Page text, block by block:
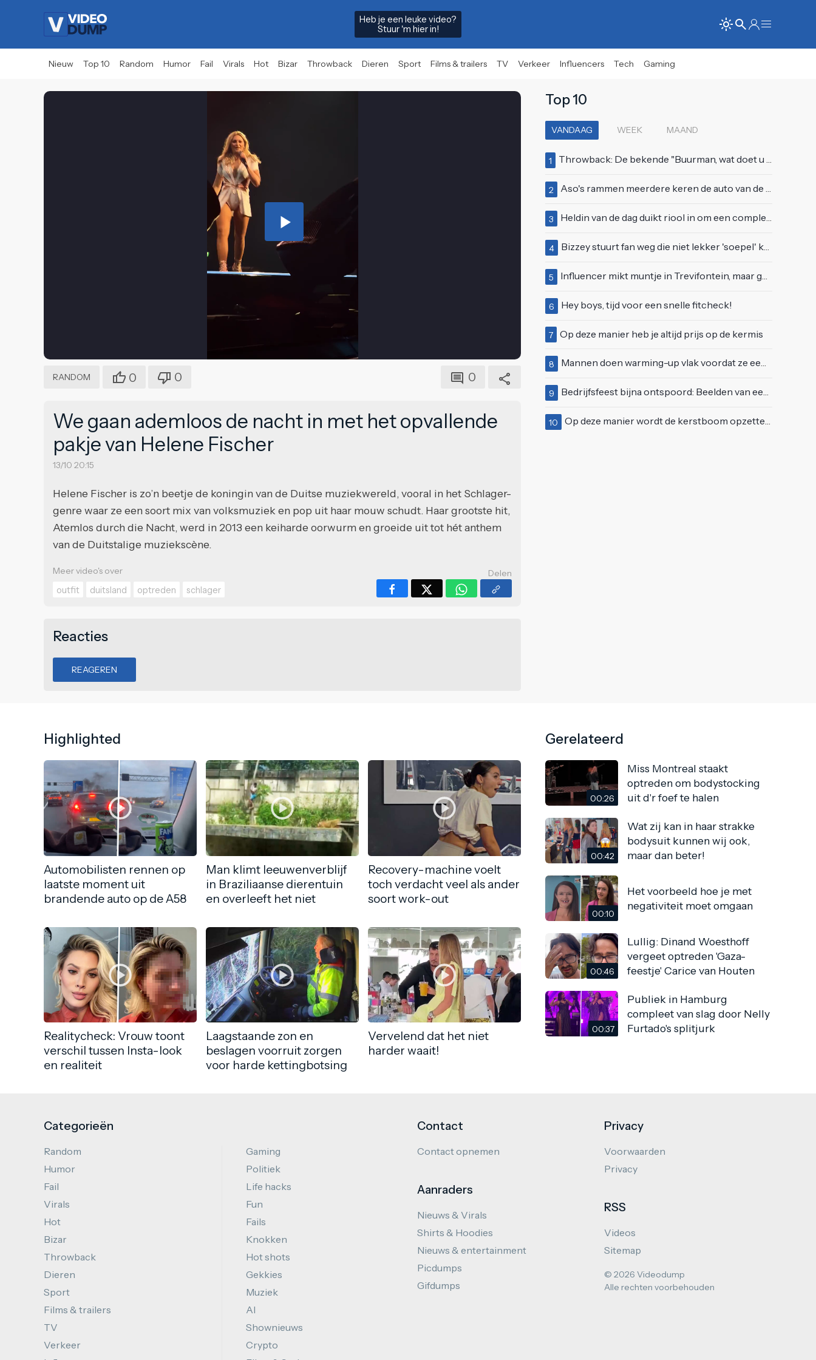
Heb je een leuke video?
Stuur 'm hier in!
Nieuw Top 10 Random Humor Fail Virals Hot Bizar Throwback Dieren Sport Films & trailers TV Verkeer Influencers Tech Gaming
Play
Video
RANDOM 0 0 0
We gaan ademloos de nacht in met het opvallende
pakje van Helene Fischer
13/10 20:15
Helene Fischer is zo’n beetje de koningin van de Duitse muziekwereld, vooral in het Schlager-
genre waar ze een soort mix van volksmuziek en pop uit haar mouw schudt. Haar grootste hit,
Atemlos durch die Nacht, werd in 2013 een keiharde oorwurm en groeide uit tot hét anthem
van de Duitstalige muziekscène.
Meer video's over
outfit
duitsland optreden schlager
Delen
Reacties
REAGEREN
Top 10
VANDAAG WEEK MAAND
1 Throwback: De bekende "Buurman, wat doet u nu?"-scène uit Flodder met Tatjana Šimić
2 Aso's rammen meerdere keren de auto van de buren, maar doen alsof er niets gebeurd is
3 Heldin van de dag duikt riool in om een complete eendenfamilie te redden
4 Bizzey stuurt fan weg die niet lekker 'soepel' kan bewegen op podium
5 Influencer mikt muntje in Trevifontein, maar gooit toerist bijna knock-out
6 Hey boys, tijd voor een snelle fitcheck!
7 Op deze manier heb je altijd prijs op de kermis
8 Mannen doen warming-up vlak voordat ze een juwelierszaak in Rhenen overvallen
9 Bedrijfsfeest bijna ontspoord: Beelden van een "bezopen Tino Martin" gaan viraal
10 Op deze manier wordt de kerstboom opzetten ineens een stuk leuker
Highlighted
Automobilisten rennen op
laatste moment uit
brandende auto op de A58
Man klimt leeuwenverblijf
in Braziliaanse dierentuin
en overleeft het niet
Recovery-machine voelt
toch verdacht veel als ander
soort work-out
Realitycheck: Vrouw toont
verschil tussen Insta-look
en realiteit
Laagstaande zon en
beslagen voorruit zorgen
voor harde kettingbotsing
Vervelend dat het niet
harder waait!
Gerelateerd
00:26
Miss Montreal staakt
optreden om bodystocking
uit d'r foef te halen
00:42
Wat zij kan in haar strakke
bodysuit kunnen wij ook,
maar dan beter!
00:10
Het voorbeeld hoe je met
negativiteit moet omgaan
00:46
Lullig: Dinand Woesthoff
vergeet optreden 'Gaza-
feestje' Carice van Houten
00:37
Publiek in Hamburg
compleet van slag door Nelly
Furtado's splitjurk
Categorieën
Random
Humor
Fail
Virals
Hot
Bizar
Throwback
Dieren
Sport
Films & trailers
TV
Verkeer
Gaming
Politiek
Life hacks
Fun
Fails
Knokken
Hot shots
Gekkies
Muziek
AI
Shownieuws
Crypto
Contact
Contact opnemen
Aanraders
Nieuws & Virals
Shirts & Hoodies
Nieuws & entertainment
Picdumps
Gifdumps
Privacy
Voorwaarden
Privacy
RSS
Videos
Sitemap
© 2026 Videodump
Alle rechten voorbehouden